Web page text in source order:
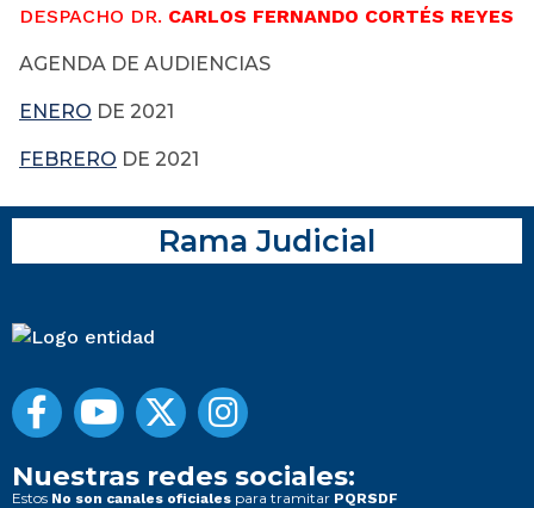
DESPACHO DR. CARLOS FERNANDO CORTÉS REYES
AGENDA DE AUDIENCIAS
ENERO DE 2021
FEBRERO DE 2021
Rama Judicial
Nuestras redes sociales:
Estos No son canales oficiales para tramitar PQRSDF